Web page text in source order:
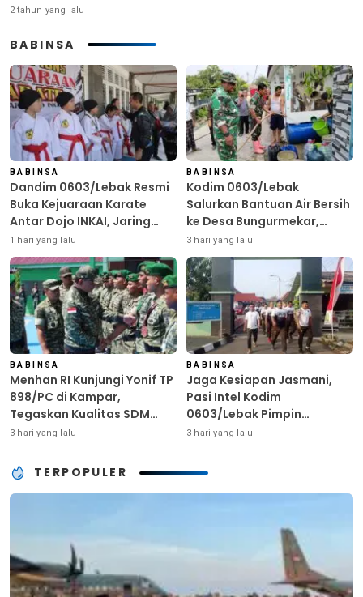
2 tahun yang lalu
BABINSA
BABINSA
Dandim 0603/Lebak Resmi
Buka Kejuaraan Karate
Antar Dojo INKAI, Jaring
Bibit Atlet Unggul Sambut
HUT ke-81 RI
1 hari yang lalu
BABINSA
Kodim 0603/Lebak
Salurkan Bantuan Air Bersih
ke Desa Bungurmekar,
Ringankan Beban Warga
Terdampak Kemarau
3 hari yang lalu
BABINSA
Menhan RI Kunjungi Yonif TP
898/PC di Kampar,
Tegaskan Kualitas SDM
Kunci Kekuatan TNI
3 hari yang lalu
BABINSA
Jaga Kesiapan Jasmani,
Pasi Intel Kodim
0603/Lebak Pimpin
Pembinaan Fisik Rutin
3 hari yang lalu
TERPOPULER